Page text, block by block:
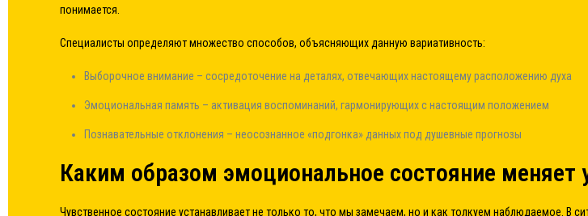
понимается.
Специалисты определяют множество способов, объясняющих данную вариативность:
Выборочное внимание – сосредоточение на деталях, отвечающих настоящему расположению духа
Эмоциональная память – активация воспоминаний, гармонирующих с настоящим положением
Познавательные отклонения – неосознанное «подгонка» данных под душевные прогнозы
Каким образом эмоциональное состояние
Чувственное состояние устанавливает не только то, что мы замечаем, но и как толкуем наблюдаемое. В